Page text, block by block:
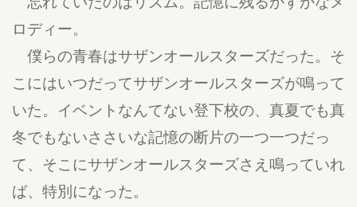
ロディー。
僕らの青春はサザンオールスターズだった。そ
こにはいつだってサザンオールスターズが鳴って
いた。イベントなんてない登下校の、真夏でも真
冬でもないささいな記憶の断片の一つ一つだっ
て、そこにサザンオールスターズさえ鳴っていれ
ば、特別になった。